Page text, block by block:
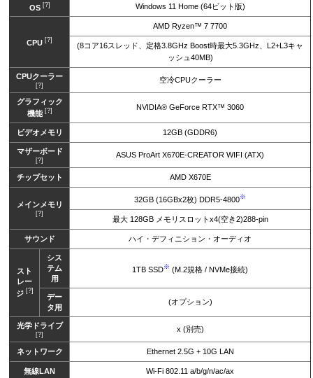
OS[?] Windows 11 Home (64ビット版)
CPU [?]
AMD Ryzen™ 7 7700
(8コア16スレッド、定格3.8GHz Boost時最大5.3GHz、L2+L3キャ
ッシュ40MB)
CPUクーラー
[?]
空冷CPUクーラー
グラフィック
機能[?] NVIDIA® GeForce RTX™ 3060
ビデオメモリ 12GB (GDDR6)
マザーボード
[?]
ASUS ProArt X670E-CREATOR WIFI (ATX)
チップセット AMD X670E
メインメモリ
[?]
32GB (16GBx2枚) DDR5-4800※
最大 128GB メモリスロットx4(空き2)288-pin
サウンド ハイ・デフィニション・オーディオ
スト
レー
ジ [?]
シス
テム
用
1TB SSD※ (M.2規格 / NVMe接続)
デー
タ用
(オプション)
光学ドライブ
[?]
x (別売)
ネットワーク Ethernet 2.5G + 10G LAN
無線LAN Wi-Fi 802.11 a/b/g/n/ac/ax